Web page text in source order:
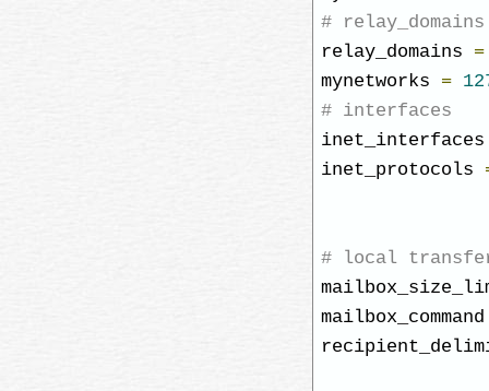
#
relay_domains =
mynetworks =
# interfaces
inet_protocols
# local